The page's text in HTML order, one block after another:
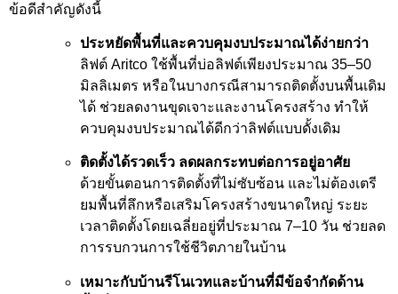
ข้อดีสำคัญดังนี้
ประหยัดพื้นที่และควบคุมงบประมาณได้ง่ายกว่า
ลิฟต์ Aritco ใช้พื้นที่บ่อลิฟต์เพียงประมาณ 35–50
มิลลิเมตร หรือในบางกรณีสามารถติดตั้งบนพื้นเดิม
ได้ ช่วยลดงานขุดเจาะและงานโครงสร้าง ทำให้
ควบคุมงบประมาณได้ดีกว่าลิฟต์แบบดั้งเดิม
ติดตั้งได้รวดเร็ว ลดผลกระทบต่อการอยู่อาศัย
ด้วยขั้นตอนการติดตั้งที่ไม่ซับซ้อน และไม่ต้องเตรี
ยมพื้นที่ลึกหรือเสริมโครงสร้างขนาดใหญ่ ระยะ
เวลาติดตั้งโดยเฉลี่ยอยู่ที่ประมาณ 7–10 วัน ช่วยลด
การรบกวนการใช้ชีวิตภายในบ้าน
เหมาะกับบ้านรีโนเวทและบ้านที่มีข้อจำกัดด้าน